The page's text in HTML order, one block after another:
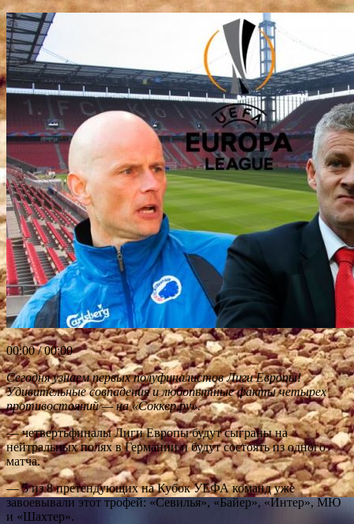
00:00 / 00:00
Сегодня узнаем первых полуфиналистов Лиги Европы!
Удивительные совпадения и любопытные факты четырех
противостояний — на «Соккер.ру».
— четвертьфиналыЛиги Европы будут сыграны на
нейтральных полях в Германии и будут состоять из одного
матча.
— 5 из 8 претендующих на Кубок УЕФА команд уже
завоевывали этот трофей: «Севилья», «Байер», «Интер», МЮ
и «Шахтер».